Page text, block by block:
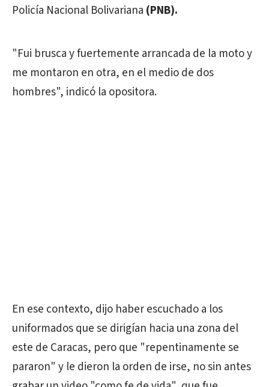
Policía Nacional Bolivariana (PNB).
"Fui brusca y fuertemente arrancada de la moto y
me montaron en otra, en el medio de dos
hombres", indicó la opositora.
En ese contexto, dijo haber escuchado a los
uniformados que se dirigían hacia una zona del
este de Caracas, pero que "repentinamente se
pararon" y le dieron la orden de irse, no sin antes